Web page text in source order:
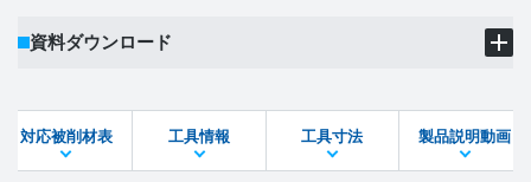
資料ダウンロード
STEPファイル DXFファイル
対応被削材表 工具情報 工具寸法 製品説明動画